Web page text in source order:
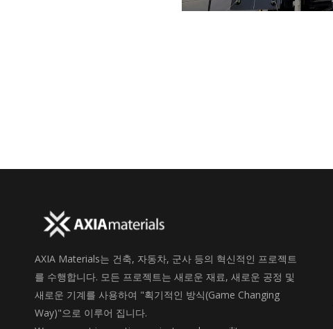
AXIA Materials는 건축, 자동차, 군사 등의 혁신적인 프로젝트
를 수행합니다. 모든 프로젝트는 새로운 재료, 새로운 공정 및
새로운 기계를 사용하여 "획기적인 방식(Game Changing
Way)"으로 이루어 집니다.